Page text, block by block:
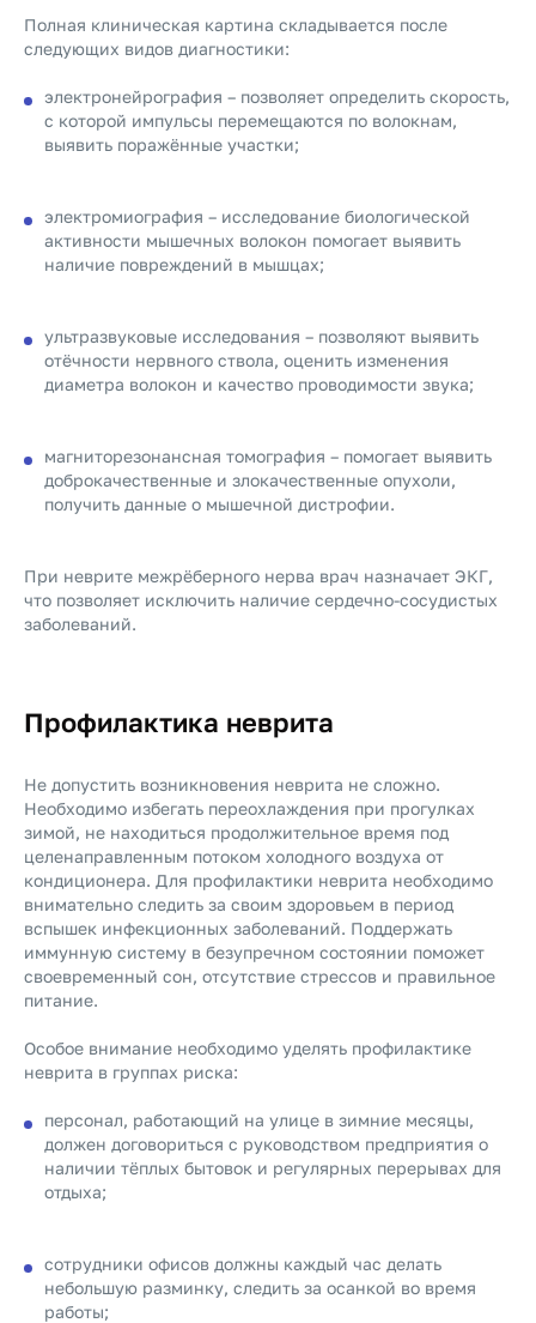
Полная клиническая картина складывается после
следующих видов диагностики:
электронейрография – позволяет определить скорость,
с которой импульсы перемещаются по волокнам,
выявить поражённые участки;
электромиография – исследование биологической
активности мышечных волокон помогает выявить
наличие повреждений в мышцах;
ультразвуковые исследования – позволяют выявить
отёчности нервного ствола, оценить изменения
диаметра волокон и качество проводимости звука;
магниторезонансная томография – помогает выявить
доброкачественные и злокачественные опухоли,
получить данные о мышечной дистрофии.
При неврите межрёберного нерва врач назначает ЭКГ,
что позволяет исключить наличие сердечно-сосудистых
заболеваний.
Профилактика неврита
Не допустить возникновения неврита не сложно.
Необходимо избегать переохлаждения при прогулках
зимой, не находиться продолжительное время под
целенаправленным потоком холодного воздуха от
кондиционера. Для профилактики неврита необходимо
внимательно следить за своим здоровьем в период
вспышек инфекционных заболеваний. Поддержать
иммунную систему в безупречном состоянии поможет
своевременный сон, отсутствие стрессов и правильное
питание.
Особое внимание необходимо уделять профилактике
неврита в группах риска:
персонал, работающий на улице в зимние месяцы,
должен договориться с руководством предприятия о
наличии тёплых бытовок и регулярных перерывах для
отдыха;
сотрудники офисов должны каждый час делать
небольшую разминку, следить за осанкой во время
работы;